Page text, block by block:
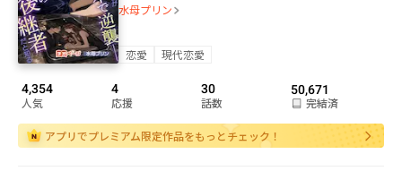
水母プリン
恋愛 現代恋愛
4,354
人気
4
応援
30
話数
50,671
完結済
アプリでプレミアム限定作品をもっとチェック！